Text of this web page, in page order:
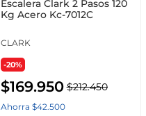
Escalera Clark 2 Pasos 120
Kg Acero Kc-7012C
CLARK
-20%
$169.950 $212.450
Ahorra $42.500